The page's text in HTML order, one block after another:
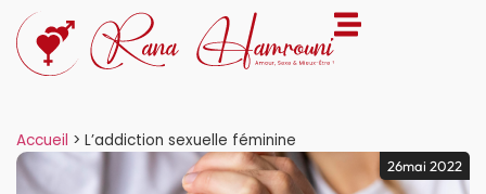
Accueil > L’addiction sexuelle féminine
26mai 2022